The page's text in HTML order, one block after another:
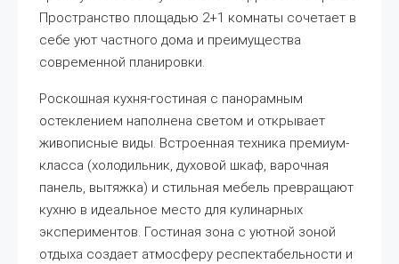
Пространство площадью 2+1 комнаты сочетает в
себе уют частного дома и преимущества
современной планировки.
Роскошная кухня-гостиная с панорамным
остеклением наполнена светом и открывает
живописные виды. Встроенная техника премиум-
класса (холодильник, духовой шкаф, варочная
панель, вытяжка) и стильная мебель превращают
кухню в идеальное место для кулинарных
экспериментов. Гостиная зона с уютной зоной
отдыха создает атмосферу респектабельности и